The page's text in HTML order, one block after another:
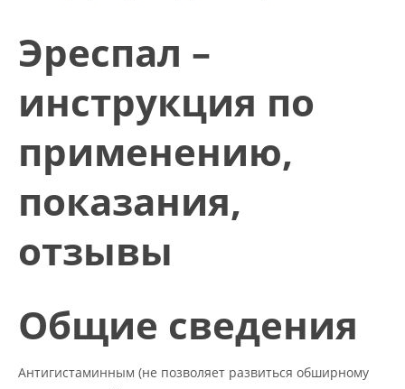
Эреспал –
инструкция по
применению,
показания,
отзывы
Общие сведения
Антигистаминным (не позволяет развиться обширному